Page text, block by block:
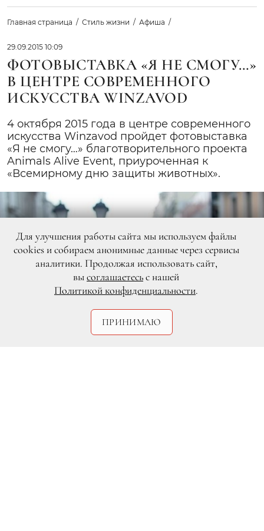
Главная страница Стиль жизни Афиша
29.09.2015 10:09
ФОТОВЫСТАВКА «Я НЕ СМОГУ…»
В ЦЕНТРЕ СОВРЕМЕННОГО
ИСКУССТВА WINZAVOD
4 октября 2015 года в центре современного
искусства Winzavod пройдет фотовыставка
«Я не смогу…» благотворительного проекта
Animals Alive Event, приуроченная к
«Всемирному дню защиты животных».
Для улучшения работы сайта мы используем файлы
cookies и собираем анонимные данные через сервисы
аналитики. Продолжая использовать сайт,
высоглашаетесьс нашей
Политикой конфиденциальности.
ПРИНИМАЮ